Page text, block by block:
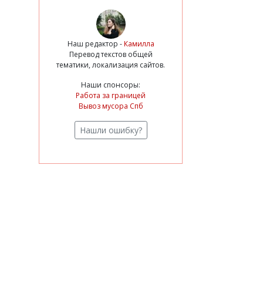
Наш редактор -Камилла
Перевод текстов общей
тематики, локализация сайтов.
Наши спонсоры:
Работа за границей
Вывоз мусора Спб
Нашли ошибку?